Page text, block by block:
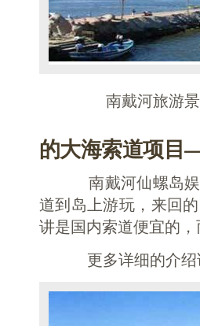
南戴河旅游
的大海索道项目
南戴河仙螺岛娱乐
道到岛上游玩，来回
讲是国内索道便宜的
更多详细的介绍